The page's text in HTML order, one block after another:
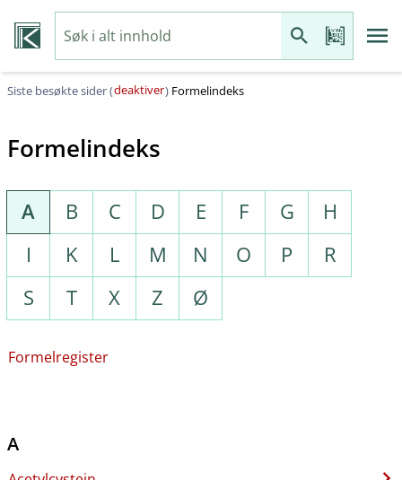
Siste besøkte sider (deaktiver) Formelindeks
Formelindeks
A B C D E F G
H
I
K L M N O P
R
S
T X Z Ø
Formelregister
A